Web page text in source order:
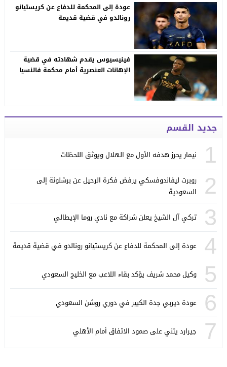
عودة إلى المحكمة للدفاع عن كريستيانو
رونالدو في قضية قديمة
فينيسيوس يقدم شهادته في قضية
الإهانات العنصرية أمام محكمة فالنسيا
جديد القسم
1 نيمار يحرز هدفه الأول مع الهلال ويوثق اللحظات
2
روبرت ليفاندوفسكي يرفض فكرة الرحيل عن برشلونة إلى
السعودية
3 تركي آل الشيخ يعلن شراكة مع نادي روما الإيطالي
4 عودة إلى المحكمة للدفاع عن كريستيانو رونالدو في قضية قديمة
5 وكيل محمد شريف يؤكد بقاء اللاعب مع الخليج السعودي
6 عودة ديربي جدة الكبير في دوري روشن السعودي
7 جيرارد يثني على صمود الاتفاق أمام الأهلي